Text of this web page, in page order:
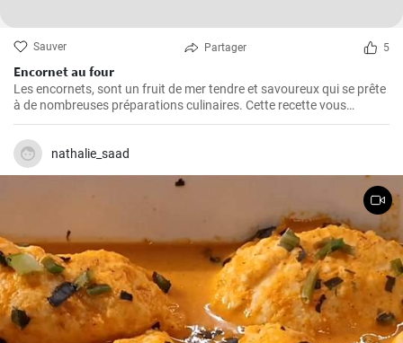
Sauver Partager 5
Encornet au four
Les encornets, sont un fruit de mer tendre et savoureux qui se prête
à de nombreuses préparations culinaires. Cette recette vous
guidera à travers les étapes pour préparer des encornets farcis avec
une garniture de légumes et de riz.
nathalie_saad